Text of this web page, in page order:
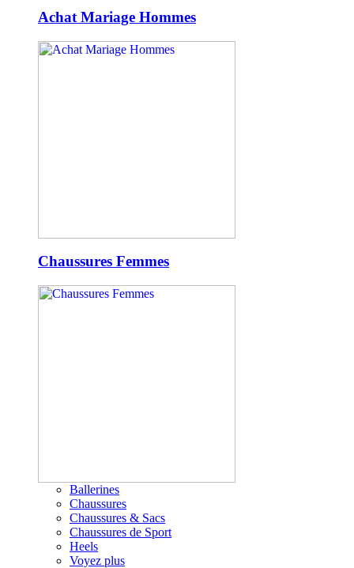
Achat Mariage Hommes
Chaussures Femmes
Ballerines
Chaussures
Chaussures & Sacs
Chaussures de Sport
Heels
Voyez plus